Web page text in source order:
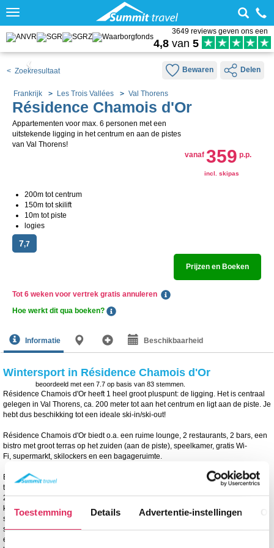
Toestemming Details Advertentie-instellingen
Toggle
3649 reviews geven ons een
4,8 van 5
< Zoekresultaat Bewaren Delen
Frankrijk Les Trois Vallées Val Thorens
Résidence Chamois d'Or
Appartementen voor max. 6 personen met een
uitstekende ligging in het centrum en aan de pistes
van Val Thorens!
vanaf 359 p.p.
incl. skipas
200m tot centrum
150m tot skilift
10m tot piste
logies
7,7
Prijzen en Boeken
Tot 6 weken voor vertrek gratis annuleren
Hoe werkt dit qua boeken?
Informatie Beschikbaarheid
Wintersport in Résidence Chamois d'Or
beoordeeld met een 7.7 op basis van 83 stemmen.
Résidence Chamois d'Or heeft 1 heel groot pluspunt: de ligging. Het is centraal
gelegen in Val Thorens, ca. 200 meter tot aan het centrum en ligt aan de piste. Je
hebt dus beschikking tot een ideale ski-in/ski-out!
Résidence Chamois d'Or biedt o.a. een ruime lounge, 2 restaurants, 2 bars, een
bistro met groot terras op het zuiden (aan de piste), speelkamer, gratis Wi-
Fi, supermarkt, skilockers en een bagageruimte.
Elk appartement beschikt over een tv, balkon, badkamer met bad of douche,
toilet en een keuken met o.a. oven, vaatwasser, koelkast en 4 kookplaten. In het
2-kamerappartement staat een 2-persoonsbed in de slaapkamer. In het 3-
kamerappartement is een slaapkamer met een 2-persoonsbed en een
slaapkamer met een stapelbed. In het 4-kamerappartement vind je een
slaapkamer met 2-persoonsbed, een slaapkamer met twee 1-persoonsbedden
en een slaapkamer (afgesloten van de woonkamer d.m.v. een schuifdeur) met